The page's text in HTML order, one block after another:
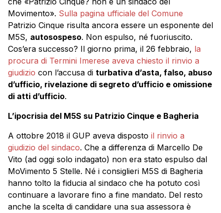
Movimento». Sulla pagina ufficiale del Comune
Patrizio Cinque risulta ancora essere un esponente del
M5S, autosospeso. Non espulso, né fuoriuscito.
Cos’era successo? Il giorno prima, il 26 febbraio, la
procura di Termini Imerese aveva chiesto il rinvio a
giudizio con l’accusa di turbativa d’asta, falso, abuso
d’ufficio, rivelazione di segreto d’ufficio e omissione
di atti d’ufficio.
L’ipocrisia del M5S su Patrizio Cinque e Bagheria
A ottobre 2018 il GUP aveva disposto il rinvio a
giudizio del sindaco. Che a differenza di Marcello De
Vito (ad oggi solo indagato) non era stato espulso dal
MoVimento 5 Stelle. Né i consiglieri M5S di Bagheria
hanno tolto la fiducia al sindaco che ha potuto così
continuare a lavorare fino a fine mandato. Del resto
anche la scelta di candidare una sua assessora è